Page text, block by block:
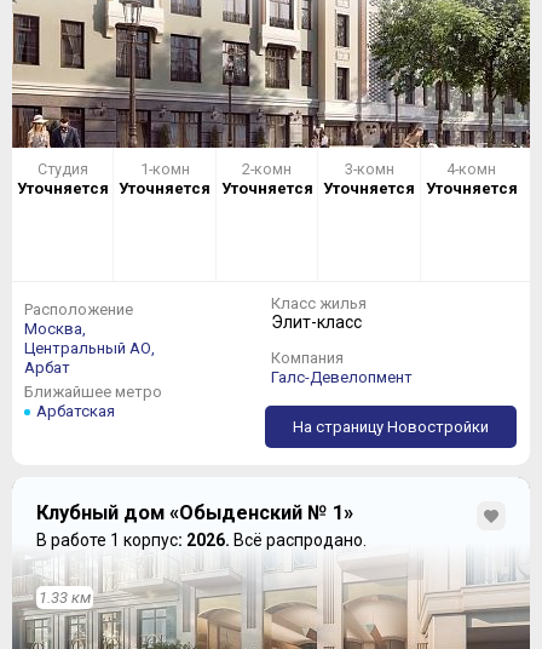
Студия
Уточняется
1-комн
Уточняется
2-комн
Уточняется
3-комн
Уточняется
4-комн
Уточняется
Расположение
Москва,
Центральный АО,
Арбат
Ближайшее метро
Арбатская
Класс жилья
Элит-класс
Компания
Галс-Девелопмент
На страницу Новостройки
Клубный дом «Обыденский № 1»
В работе 1 корпус: 2026. Всё распродано.
1.33 км